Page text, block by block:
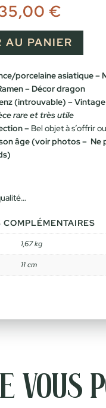
: €.
€Le
actuel
est :
35,00
AU PANIER
porcelaine asiatique –
– Décor dragon
(introuvable) – Vintage
rare et très utile
– Bel objet à s’offrir
âge (voir photos – Ne
COMPLÉMENTAIRES
1,67 kg
11 cm